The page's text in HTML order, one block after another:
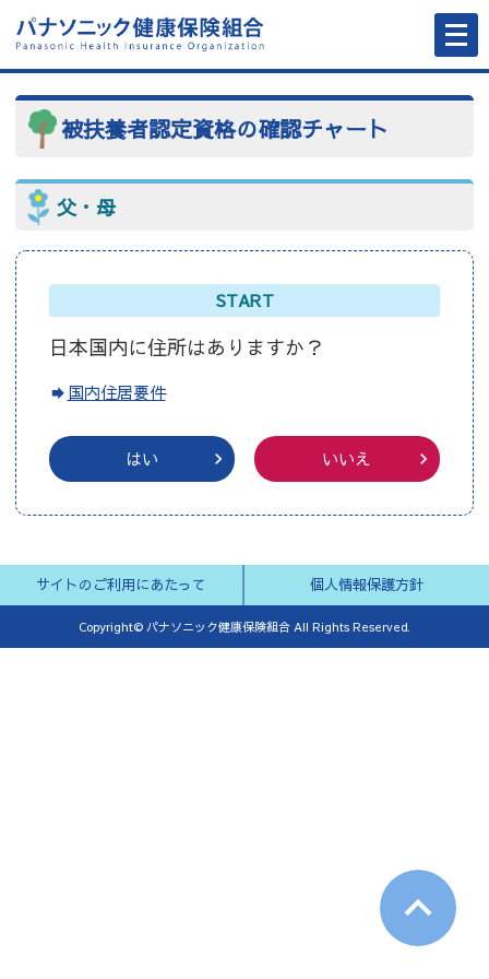
メ
ニ
ュ
ー
開
被扶養者認定資格の確認チャート
父・母
START
日本国内に住所はありますか？
国内住居要件
はい いいえ
サイトのご利用にあたって 個人情報保護方針
Copyright© パナソニック健康保険組合 All Rights Reserved.